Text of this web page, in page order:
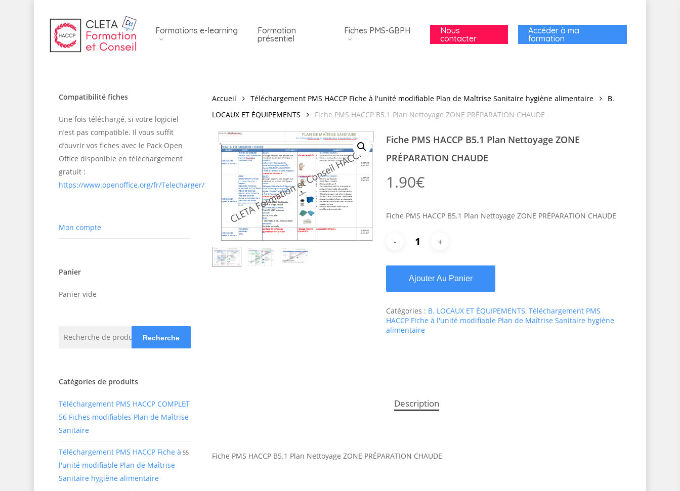
Formations e-learning
Formation
présentiel
Fiches PMS-GBPH
Nous
contacter
Accéder à ma
formation
Compatibilité fiches
Une fois téléchargé, si votre logiciel
n’est pas compatible. Il vous suffit
d’ouvrir vos fiches avec le Pack Open
Office disponible en téléchargement
gratuit :
https://www.openoffice.org/fr/Telecharger/
Mon compte
Panier
Panier vide
Recherche
Recherche
Catégories de produits
Téléchargement PMS HACCP COMPLET
56 Fiches modifiables Plan de Maîtrise
Sanitaire
1
Téléchargement PMS HACCP Fiche à
l'unité modifiable Plan de Maîtrise
Sanitaire hygiène alimentaire
55
Accueil Téléchargement PMS HACCP Fiche à l'unité modifiable Plan de Maîtrise Sanitaire hygiène alimentaire
B.
LOCAUX ET ÉQUIPEMENTS
Fiche PMS HACCP B5.1 Plan Nettoyage ZONE PRÉPARATION CHAUDE
Fiche PMS HACCP B5.1 Plan Nettoyage ZONE
PRÉPARATION CHAUDE
1.90€
Fiche PMS HACCP B5.1 Plan Nettoyage ZONE PRÉPARATION CHAUDE
Ajouter Au Panier
Catégories : B. LOCAUX ET ÉQUIPEMENTS,Téléchargement PMS
HACCP Fiche à l'unité modifiable Plan de Maîtrise Sanitaire hygiène
alimentaire
Description
Fiche PMS HACCP B5.1 Plan Nettoyage ZONE PRÉPARATION CHAUDE